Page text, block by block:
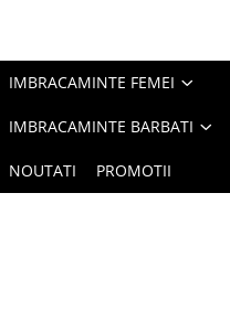
IMBRACAMINTE FEMEI
IMBRACAMINTE BARBATI
NOUTATI PROMOTII